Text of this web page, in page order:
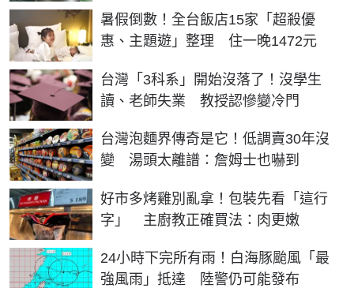
暑假倒數！全台飯店15家「超殺優
惠、主題遊」整理 住一晚1472元
台灣「3科系」開始沒落了！沒學生
讀、老師失業 教授認慘變冷門
台灣泡麵界傳奇是它！低調賣30年沒
變 湯頭太離譜：詹姆士也嚇到
好市多烤雞別亂拿！包裝先看「這行
字」 主廚教正確買法：肉更嫩
24小時下完所有雨！白海豚颱風「最
強風雨」抵達 陸警仍可能發布